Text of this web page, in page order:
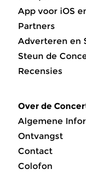
App voor iOS
Partners
Adverteren en
Steun de
Recensies
Over de
Algemene
Ontvangst
Contact
Colofon